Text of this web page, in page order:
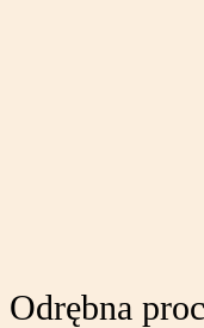
Odrębna